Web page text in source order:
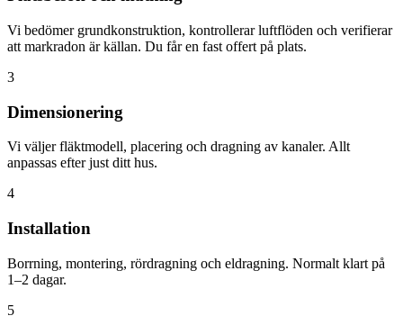
Vi bedömer grundkonstruktion, kontrollerar luftflöden och verifierar
att markradon är källan. Du får en fast offert på plats.
3
Dimensionering
Vi väljer fläktmodell, placering och dragning av kanaler. Allt
anpassas efter just ditt hus.
4
Installation
Borrning, montering, rördragning och eldragning. Normalt klart på
1–2 dagar.
5